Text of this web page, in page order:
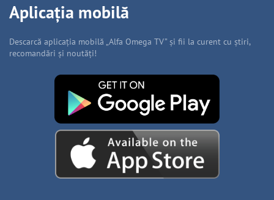
Aplicația mobilă
Descarcă aplicația mobilă „Alfa Omega TV” și fii la curent cu știri,
recomandări și noutăți!